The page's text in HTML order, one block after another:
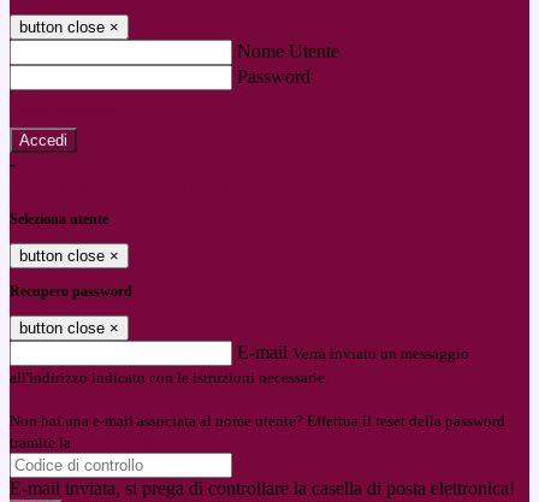
button close ×
Nome Utente
Password
-
Seleziona utente
button close ×
Recupero password
button close ×
E-mail Verrà inviato un messaggio
all'indirizzo indicato con le istruzioni necessarie.
Non hai una e-mail associata al nome utente? Effettua il reset della password
tramite la
E-mail inviata, si prega di controllare la casella di posta elettronica!